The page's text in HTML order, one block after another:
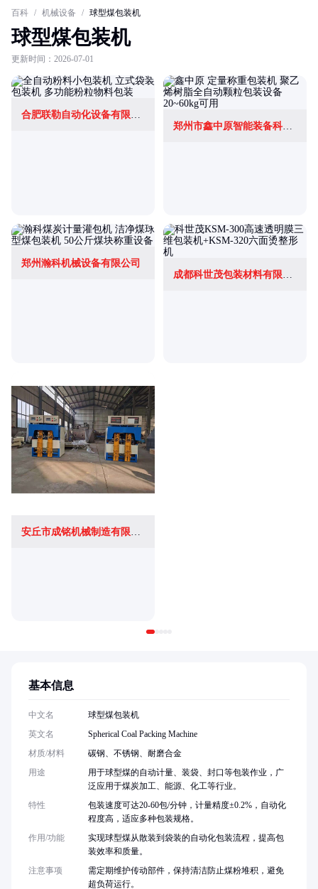
百科 / 机械设备 / 球型煤包装机
球型煤包装机
更新时间：2026-07-01
合肥联勒自动化设备有限公司
郑州市鑫中原智能装备科技有限公司
郑州瀚科机械设备有限公司
安丘市成铭机械制造有限公司
基本信息
中文名
球型煤包装机
英文名
Spherical Coal Packing Machine
材质/材料
碳钢、不锈钢、耐磨合金
用途
用于球型煤的自动计量、装袋、封口等包装作业，广
泛应用于煤炭加工、能源、化工等行业。
特性
包装速度可达20-60包/分钟，计量精度±0.2%，自动化
程度高，适应多种包装规格。
作用/功能
实现球型煤从散装到袋装的自动化包装流程，提高包
装效率和质量。
注意事项
需定期维护传动部件，保持清洁防止煤粉堆积，避免
超负荷运行。